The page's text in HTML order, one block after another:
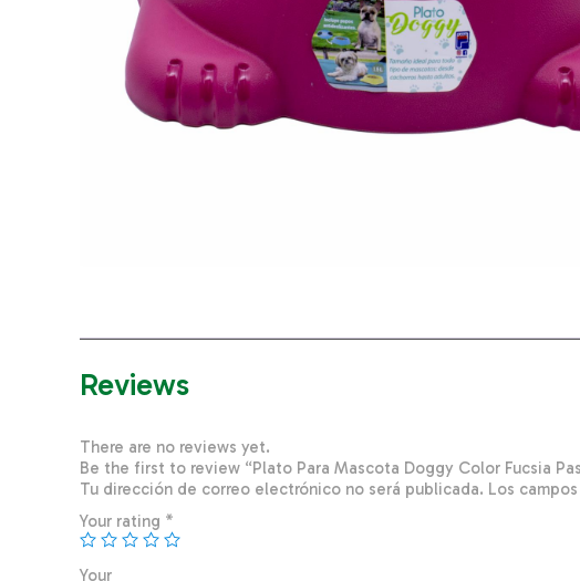
Reviews
There are no reviews yet.
Be the first to review “Plato Para Mascota Doggy Color Fucsia
Tu dirección de correo electrónico no será publicada. Los
Your rating *